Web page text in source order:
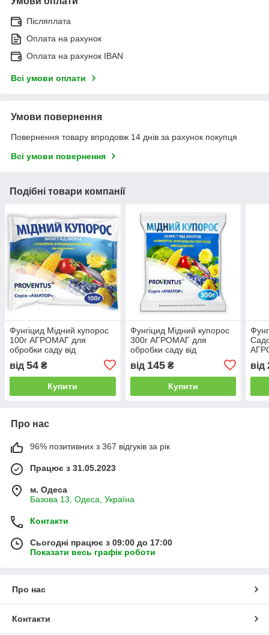
Післяплата
Оплата на рахунок
Оплата на рахунок IBAN
Всі умови оплати
Умови повернення
Повернення товару впродовж 14 днів за рахунок покупця
Всі умови повернення
Подібні товари компанії
Фунгіцид Мідний купорос
100г АГРОМАГ для
обробки саду від
від 54 ₴
Купити
Фунгіцид Мідний купорос
300г АГРОМАГ для
обробки саду від
від 145₴
Купити
від
Про нас
96% позитивних з 367 відгуків за рік
Працює з 31.05.2023
м. Одеса
Базова 13, Одеса, Україна
Контакти
Сьогодні працює з 09:00 до 17:00
Показати весь графік роботи
Про нас
Контакти